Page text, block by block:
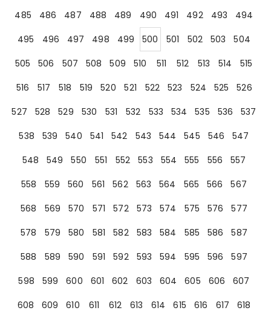
485
486 487 488 489 490 491 492 493
494
495
496 497 498 499 500 501 502 503
504
505
506 507 508 509 510 511 512 513 514
515
516
517 518 519 520 521 522 523 524 525
526
527
528 529 530 531 532 533 534 535 536
537
538
539 540 541 542 543 544 545 546
547
548
549 550 551 552 553 554 555 556
557
558
559 560 561 562 563 564 565 566
567
568
569 570 571 572 573 574 575 576
577
578
579 580 581 582 583 584 585 586
587
588
589 590 591 592 593 594 595 596
597
598
599 600 601 602 603 604 605 606
607
608
609 610 611 612 613 614 615 616 617
618